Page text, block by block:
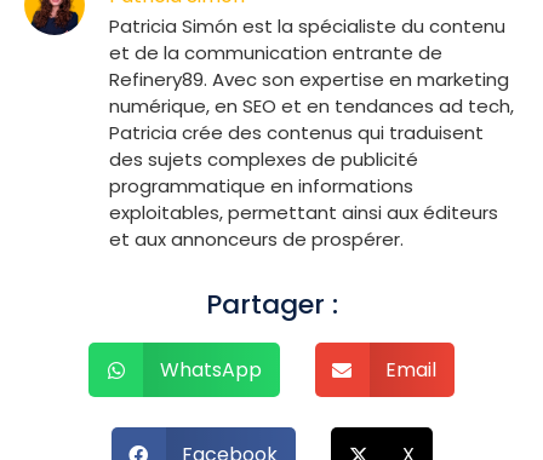
Patricia Simón est la spécialiste du contenu
et de la communication entrante de
Refinery89. Avec son expertise en marketing
numérique, en SEO et en tendances ad tech,
Patricia crée des contenus qui traduisent
des sujets complexes de publicité
programmatique en informations
exploitables, permettant ainsi aux éditeurs
et aux annonceurs de prospérer.
Partager :
WhatsApp Email
Facebook X